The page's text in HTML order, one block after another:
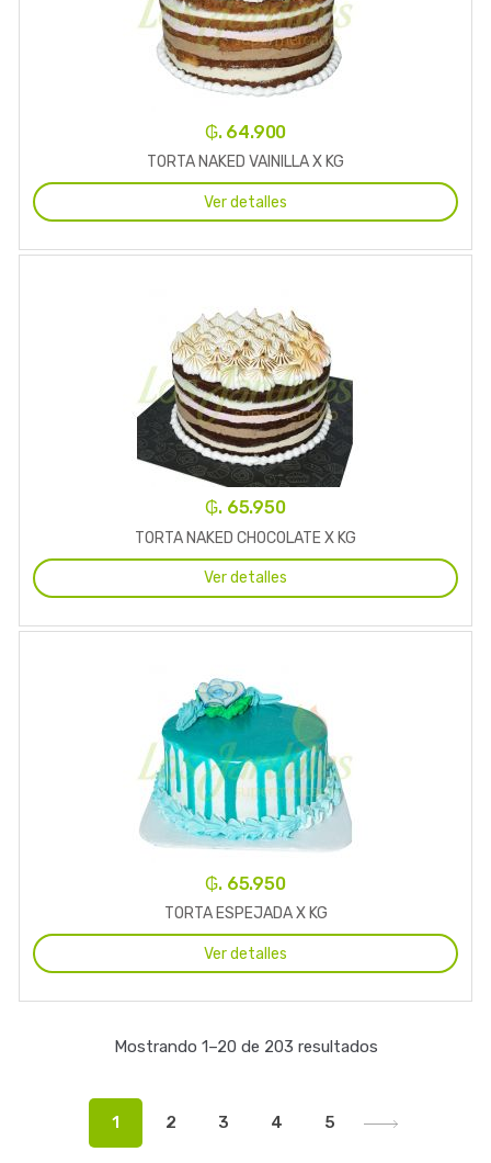
₲. 64.900
TORTA NAKED VAINILLA X KG
Ver detalles
₲. 65.950
TORTA NAKED CHOCOLATE X KG
Ver detalles
₲. 65.950
TORTA ESPEJADA X KG
Ver detalles
Mostrando 1–20 de 203 resultados
1 2 3 4 5